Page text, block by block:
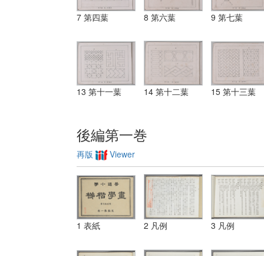
7 第四葉 8 第六葉 9 第七葉
13 第十一葉 14 第十二葉 15 第十三葉
後編第一巻
再版 Viewer
1 表紙 2 凡例 3 凡例